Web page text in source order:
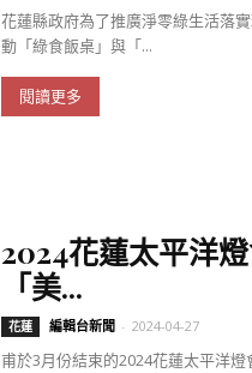
花蓮縣政府為了推廣淨零綠生活落
動「綠食飯桌」與「...
閱讀更多
2024花蓮太平洋
「美...
花蓮 編輯台新聞 - 2024-04-27
甫於3月份結束的2024花蓮太平洋